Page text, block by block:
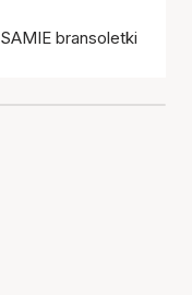
SAMIE bransoletki